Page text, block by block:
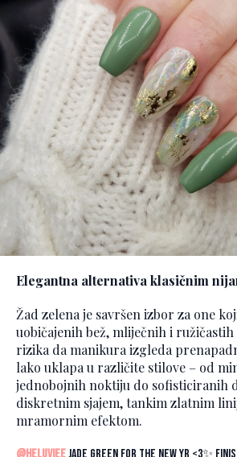
Elegantna alternativa klasičnim
Žad zelena je savršen izbor za one
uobičajenih bež, mliječnih i ružičastih
rizika da manikura izgleda
lako uklapa u različite stilove – od
jednobojnih noktiju do sofisticiranih
diskretnim sjajem, tankim zlatnim
mramornim efektom.